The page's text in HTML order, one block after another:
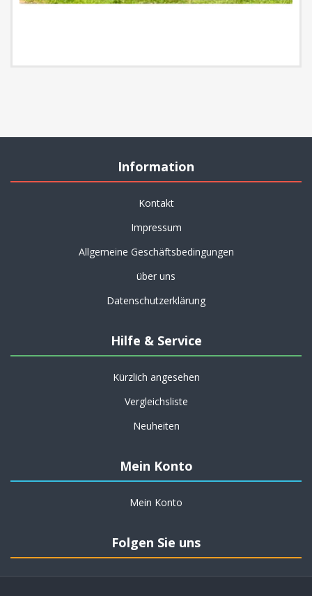
Information
Kontakt
Impressum
Allgemeine Geschäftsbedingungen
über uns
Datenschutzerklärung
Hilfe & Service
Kürzlich angesehen
Vergleichsliste
Neuheiten
Mein Konto
Mein Konto
Folgen Sie uns